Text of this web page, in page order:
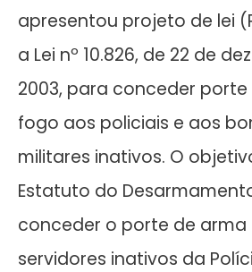
apresentou projeto de lei
a Lei nº 10.826, de 22 de
2003, para conceder
fogo aos policiais e aos
militares inativos. O
Estatuto do
conceder o porte de
servidores inativos da